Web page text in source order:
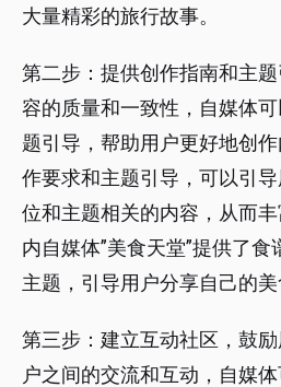
大量精彩的旅行故事。
第二步：提供创作指南和主
容的质量和一致性，自媒体
题引导，帮助用户更好地创
作要求和主题引导，可以引
位和主题相关的内容，从而
内自媒体”美食天堂”提供了
主题，引导用户分享自己的美
第三步：建立互动社区，鼓
户之间的交流和互动，自媒